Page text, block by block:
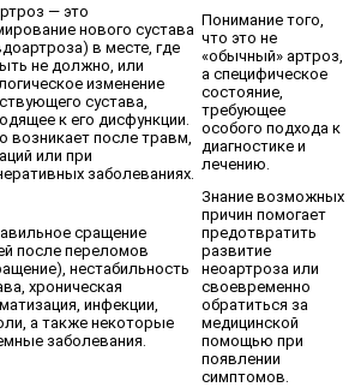
— это
нового сустава
в месте, где
не должно, или
изменение
сустава,
к его дисфункции.
возникает после травм,
или при
заболеваниях.
Понимание того,
что это не
«обычный» артроз,
а специфическое
состояние,
требующее
особого подхода к
диагностике и
лечению.
сращение
после переломов
нестабильность
хроническая
инфекции,
а также некоторые
заболевания.
Знание возможных
причин помогает
предотвратить
развитие
неоартроза или
своевременно
обратиться за
медицинской
помощью при
появлении
симптомов.